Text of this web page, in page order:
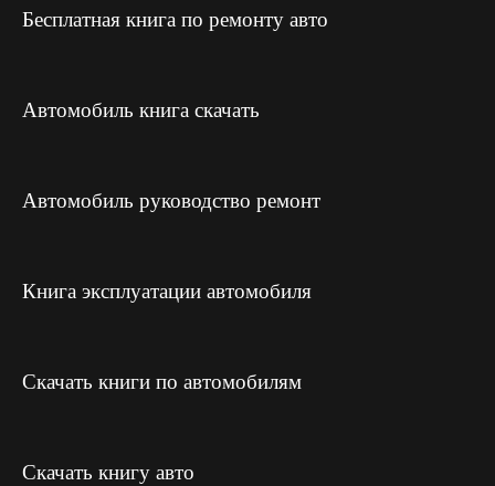
Бесплатная книга по ремонту авто
Автомобиль книга скачать
Автомобиль руководство ремонт
Книга эксплуатации автомобиля
Скачать книги по автомобилям
Скачать книгу авто